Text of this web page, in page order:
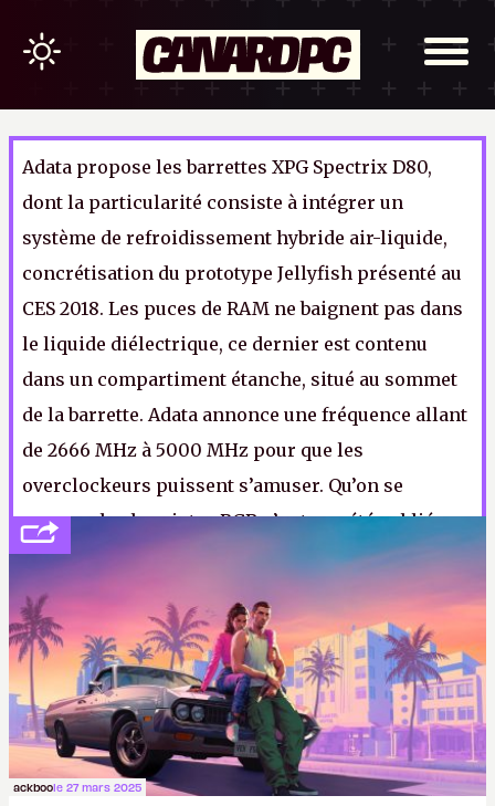
Adata propose les barrettes XPG Spectrix D80,
dont la particularité consiste à intégrer un
système de refroidissement hybride air-liquide,
concrétisation du prototype Jellyfish présenté au
CES 2018. Les puces de RAM ne baignent pas dans
le liquide diélectrique, ce dernier est contenu
dans un compartiment étanche, situé au sommet
de la barrette. Adata annonce une fréquence allant
de 2666 MHz à 5000 MHz pour que les
overclockeurs puissent s’amuser. Qu’on se
rassure, les loupiotes RGB n’ont pas été oubliées.
ackboole 27 mars 2025